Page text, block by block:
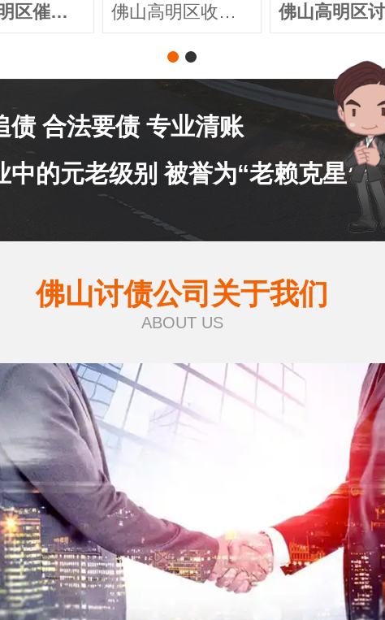
佛山高明区催收公司 佛山高明区收账公司
债 合法要债 专业清账
中的元老级别 被誉为“老赖克星”
佛山讨债公司关于我们
ABOUT US